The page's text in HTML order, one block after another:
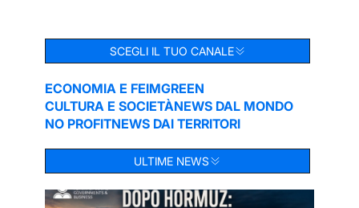
SCEGLI IL TUO CANALE
ECONOMIA E FEIMGREEN
CULTURA E SOCIETÀNEWS DAL MONDO
NO PROFITNEWS DAI TERRITORI
ULTIME NEWS